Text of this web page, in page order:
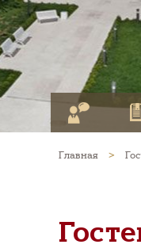
Главная >